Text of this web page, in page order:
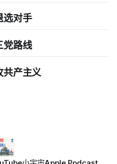
选对手
党路线
共产主义